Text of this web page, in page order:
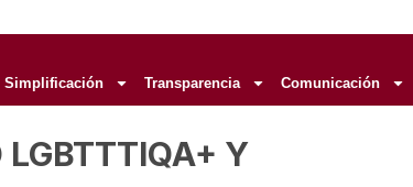
Simplificación Transparencia Comunicación
LGBTTTIQA+ Y